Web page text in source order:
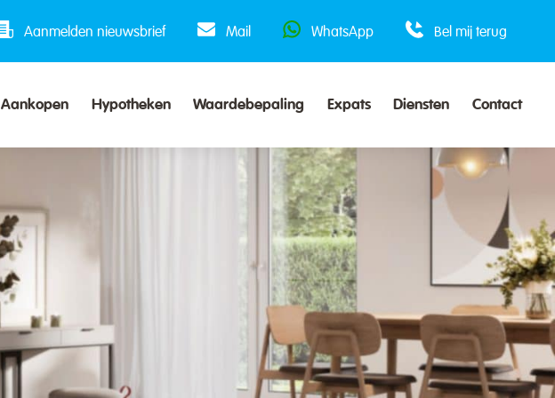
Aanmelden nieuwsbrief Mail WhatsApp Bel mij terug
Aankopen Hypotheken Waardebepaling Expats Diensten Contact